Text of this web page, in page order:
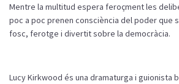
Mentre la multitud espera feroçmentles
poc a poc prenen consciència del poder que
fosc, ferotge i divertitsobre la democràcia.
LucyKirkwood és una dramaturga i guionista